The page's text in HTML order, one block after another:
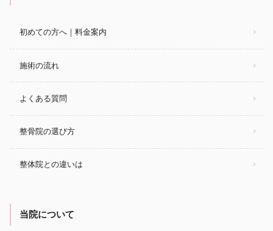
初めての方へ｜料金案内
施術の流れ
よくある質問
整骨院の選び方
整体院との違いは
当院について